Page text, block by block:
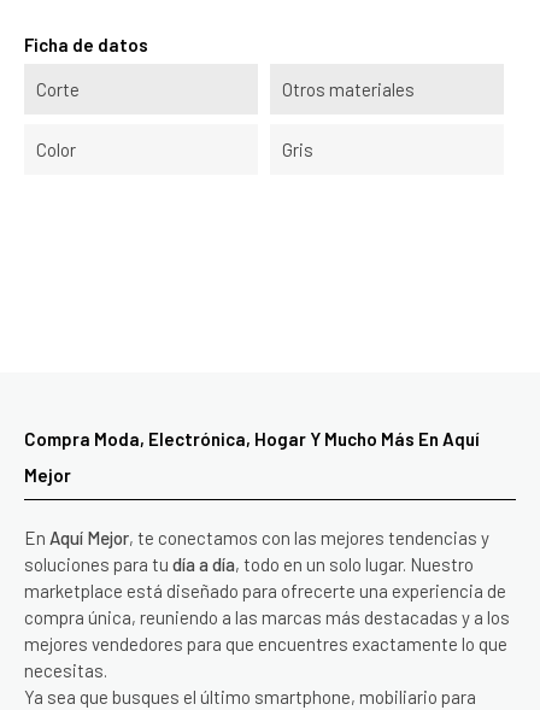
Ficha de datos
Corte Otros materiales
Color Gris
Compra Moda, Electrónica, Hogar Y Mucho Más En Aquí
Mejor
En Aquí Mejor, te conectamos con las mejores tendencias y
soluciones para tu día a día, todo en un solo lugar. Nuestro
marketplace está diseñado para ofrecerte una experiencia de
compra única, reuniendo a las marcas más destacadas y a los
mejores vendedores para que encuentres exactamente lo que
necesitas.
Ya sea que busques el último smartphone, mobiliario para